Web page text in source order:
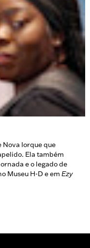
Iorque que
Ela também
e o legado de
Museu H-D e em Ezy